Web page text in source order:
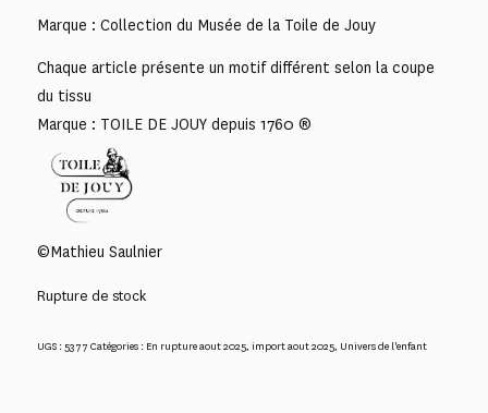
Marque : Collection du Musée de la Toile de Jouy
Chaque article présente un motif différent selon la coupe
du tissu
Marque : TOILE DE JOUY depuis 1760 ®
©Mathieu Saulnier
Rupture de stock
UGS : 5377 Catégories : En rupture aout 2025, import aout 2025, Univers de l'enfant